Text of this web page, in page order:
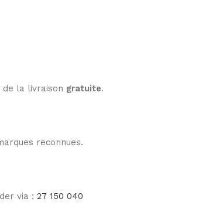
de la livraison gratuite.
reconnues.
via : 27 150 040